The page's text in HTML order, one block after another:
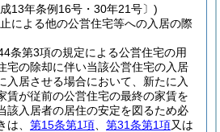
13年条例16号・30年21号〕)
による他の公営住宅等への入居の際
条第3項の規定による公営住宅の用
宅の除却に伴い当該公営住宅の入居
入居させる場合において、新たに入
賃が従前の公営住宅の最終の家賃を
該入居者の居住の安定を図るため必
、 第15条第1項 第31条第1項又は